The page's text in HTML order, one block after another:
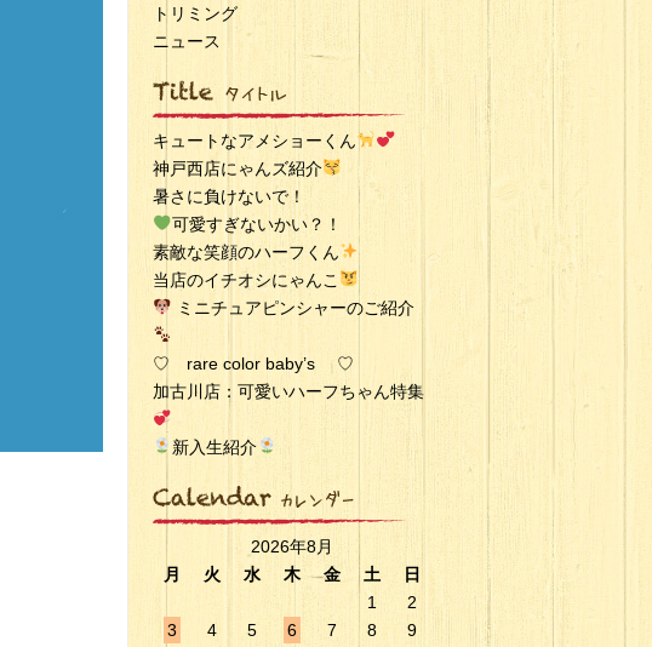
トリミング
ニュース
キュートなアメショーくん
神戸西店にゃんズ紹介
暑さに負けないで！
可愛すぎないかい？！
素敵な笑顔のハーフくん
当店のイチオシにゃんこ
ミニチュアピンシャーのご紹介
♡ rare color baby’s ♡
加古川店：可愛いハーフちゃん特集
新入生紹介
2026年8月
月
火 水 木 金 土
日
1
2
3
4 5 6 7 8
9